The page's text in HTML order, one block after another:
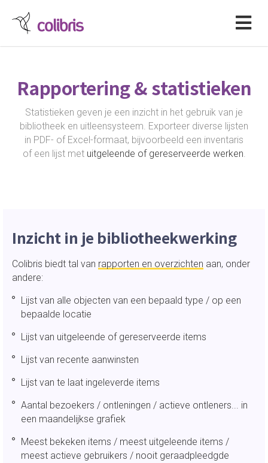
Rapportering & statistieken
Statistieken geven je een inzicht in het gebruik van je
bibliotheek en uitleensysteem. Exporteer diverse lijsten
in PDF- of Excel-formaat, bijvoorbeeld een inventaris
of een lijst met uitgeleende of gereserveerde werken.
Inzicht in je bibliotheekwerking
Colibris biedt tal van rapporten en overzichten aan, onder
andere:
Lijst van alle objecten van een bepaald type / op een
bepaalde locatie
Lijst van uitgeleende of gereserveerde items
Lijst van recente aanwinsten
Lijst van te laat ingeleverde items
Aantal bezoekers / ontleningen / actieve ontleners... in
een maandelijkse grafiek
Meest bekeken items / meest uitgeleende items /
meest actieve gebruikers / nooit geraadpleedgde